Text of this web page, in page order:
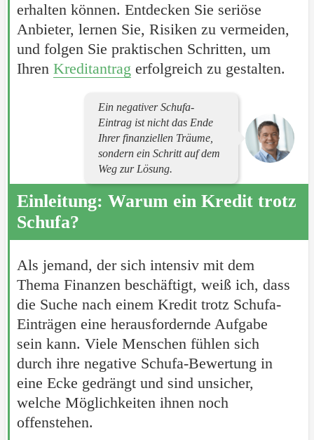
erhalten können. Entdecken Sie seriöse
Anbieter, lernen Sie, Risiken zu vermeiden,
und folgen Sie praktischen Schritten, um
Ihren Kreditantrag erfolgreich zu gestalten.
Ein negativer Schufa-
Eintrag ist nicht das Ende
Ihrer finanziellen Träume,
sondern ein Schritt auf dem
Weg zur Lösung.
Einleitung: Warum ein Kredit trotz
Schufa?
Als jemand, der sich intensiv mit dem
Thema Finanzen beschäftigt, weiß ich, dass
die Suche nach einem Kredit trotz Schufa-
Einträgen eine herausfordernde Aufgabe
sein kann. Viele Menschen fühlen sich
durch ihre negative Schufa-Bewertung in
eine Ecke gedrängt und sind unsicher,
welche Möglichkeiten ihnen noch
offenstehen.